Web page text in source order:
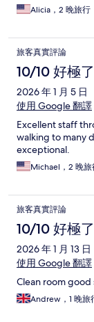
Alicia，2 晚旅行
旅客真實評論
10/10 好極了
2026 年 1 月 5 日
使用 Google 翻譯
Excellent staff
walking to many
exceptional.
Michael，2 晚旅
旅客真實評論
10/10 好極了
2026 年 1 月 13 日
使用 Google 翻譯
Clean room good
Andrew，1 晚旅